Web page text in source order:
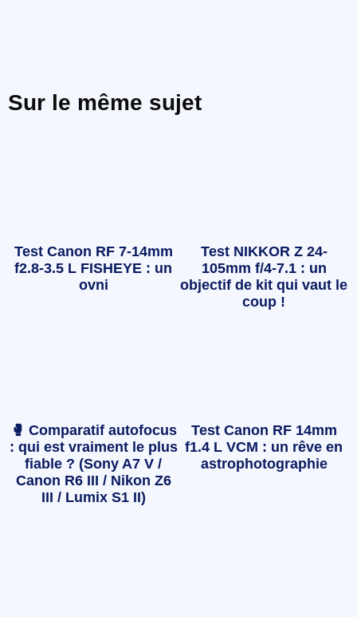
Sur le même sujet
Test Canon RF 7-14mm
f2.8-3.5 L FISHEYE : un
ovni
Test NIKKOR Z 24-
105mm f/4-7.1 : un
objectif de kit qui vaut le
coup !
🥊 Comparatif autofocus
: qui est vraiment le plus
fiable ? (Sony A7 V /
Canon R6 III / Nikon Z6
III / Lumix S1 II)
Test Canon RF 14mm
f1.4 L VCM : un rêve en
astrophotographie